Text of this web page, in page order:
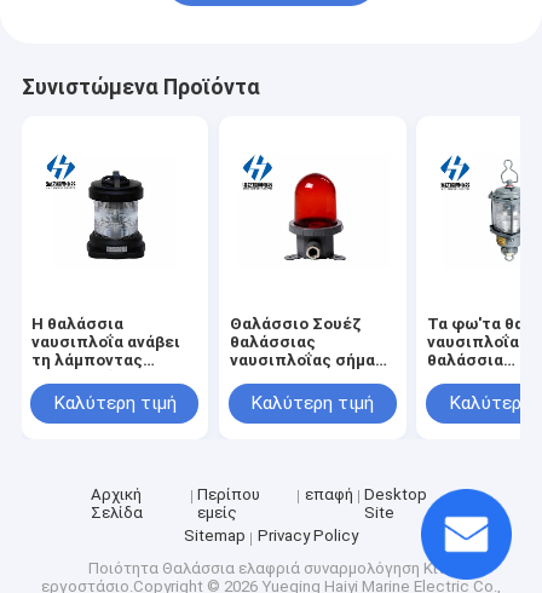
Συνιστώμενα Προϊόντα
Η θαλάσσια
ναυσιπλοΐα ανάβει
τη λάμποντας
CXH14 λαμπτήρων
σημάτων
Καλύτερη τιμή
Θαλάσσιο Σουέζ
θαλάσσιας
ναυσιπλοΐας σήμα
φω'των IP56
Καλύτερη τιμή
Τα φω'τα
ναυσιπλοΐας
θαλάσσια
φως
ανάγκης
Καλύτερη
Αρχική
Σελίδα
Περίπου
εμείς
επαφή
Desktop
Site
Sitemap
Privacy Policy
Ποιότητα Θαλάσσια ελαφριά συναρμολόγηση Κίνα
εργοστάσιο.Copyright © 2026 Yueqing Haiyi Marine Electric Co.,